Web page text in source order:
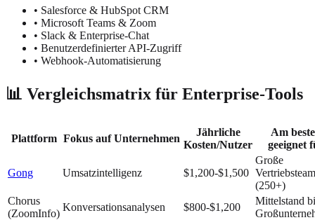
• Salesforce & HubSpot CRM
• Microsoft Teams & Zoom
• Slack & Enterprise-Chat
• Benutzerdefinierter API-Zugriff
• Webhook-Automatisierung
📊 Vergleichsmatrix für Enterprise-Tools
Plattform Fokus auf Unternehmen
Jährliche
Kosten/Nutzer
Am
geeignet
Gong Umsatzintelligenz $1,200-$1,500
Große
(250+)
Chorus
(ZoomInfo)
Konversationsanalysen $800-$1,200
Mittelstand